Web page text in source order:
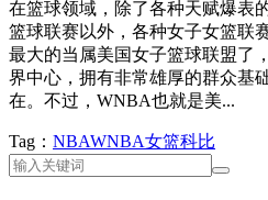
在篮球领域，除了各种天赋爆表
篮球联赛以外，各种女子女篮联
最大的当属美国女子篮球联盟了
界中心，拥有非常雄厚的群众基
在。不过，WNBA也就是美...
Tag： NBAWNBA女篮科比